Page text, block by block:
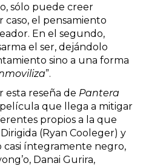
sólo puede creer
el pensamiento
En el segundo,
el ser, dejándolo
sino a una forma
”.
esta reseña de Pantera
que llega a mitigar
propios a la que
(Ryan Cooleger) y
íntegramente negro,
Danai Gurira,